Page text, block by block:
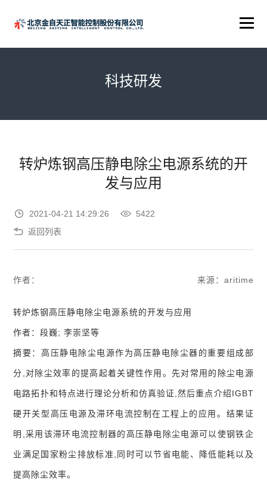
科技研发
转炉炼钢高压静电除尘电源系统的开
发与应用
2021-04-21 14:29:26
5422
返回列表
作者： 来源：aritime
转炉炼钢高压静电除尘电源系统的开发与应用
作者：段巍; 李崇坚等
摘要：高压静电除尘电源作为高压静电除尘器的重要组成部
分,对除尘效率的提高起着关键性作用。先对常用的除尘电源
电路拓扑和特点进行理论分析和仿真验证,然后重点介绍IGBT
硬开关型高压电源及滞环电流控制在工程上的应用。结果证
明,采用该滞环电流控制器的高压静电除尘电源可以使钢铁企
业满足国家粉尘排放标准,同时可以节省电能、降低能耗以及
提高除尘效率。